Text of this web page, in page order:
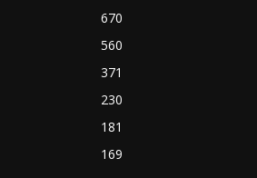
670
560
371
230
181
169